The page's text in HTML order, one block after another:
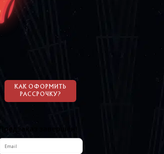
КАК ОФОРМИТЬ
РАССРОЧКУ?
Предзаказ завершён!